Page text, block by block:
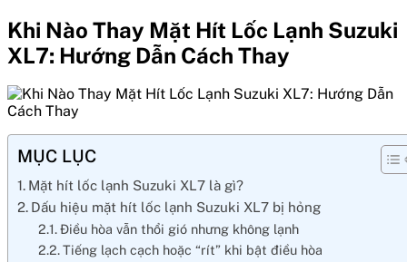
Khi Nào Thay Mặt Hít Lốc Lạnh Suzuki
XL7: Hướng Dẫn Cách Thay
MỤC LỤC
Mặt hít lốc lạnh Suzuki XL7 là gì?
Dấu hiệu mặt hít lốc lạnh Suzuki XL7 bị hỏng
Điều hòa vẫn thổi gió nhưng không lạnh
Tiếng lạch cạch hoặc “rít” khi bật điều hòa